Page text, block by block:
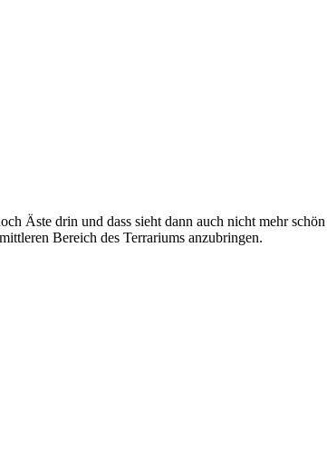
Äste drin und dass sieht dann auch nicht mehr
Bereich des Terrariums anzubringen.